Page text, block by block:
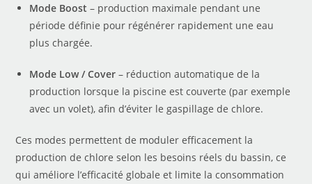
Mode Boost – production maximale pendant une
période définie pour régénérer rapidement une eau
plus chargée.
Mode Low / Cover – réduction automatique de la
production lorsque la piscine est couverte (par exemple
avec un volet), afin d’éviter le gaspillage de chlore.
Ces modes permettent de moduler efficacement la
production de chlore selon les besoins réels du bassin, ce
qui améliore l’efficacité globale et limite la consommation